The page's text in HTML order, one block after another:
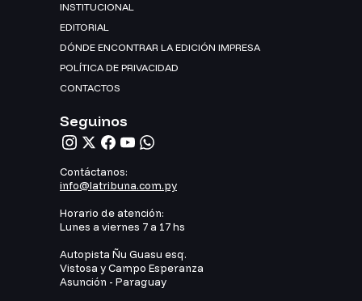
INSTITUCIONAL
EDITORIAL
DÓNDE ENCONTRAR LA EDICIÓN IMPRESA
POLÍTICA DE PRIVACIDAD
CONTACTOS
Seguinos
Contáctanos:
info@latribuna.com.py
Horario de atención:
Lunes a viernes 7 a 17 hs
Autopista Ñu Guasu esq.
Vistosa y Campo Esperanza
Asunción - Paraguay